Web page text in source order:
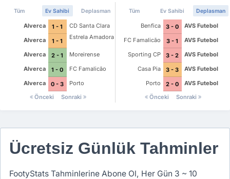
Tüm Ev Sahibi Deplasman
Alverca 1 - 1
CD Santa Clara
Alverca
1 - 1
Estrela Amadora
Alverca 2 - 1
Moreirense
Alverca
1 - 0
FC Famalicão
Alverca
0 - 3
Porto
Önceki
Sonraki
Tüm Ev Sahibi Deplasman
Benfica 3 - 0
AVS Futebol
FC Famalicão
3 - 1
AVS Futebol
Sporting CP
3 - 2
AVS Futebol
Casa Pia
3 - 3
AVS Futebol
Porto
2 - 0
AVS Futebol
Önceki
Sonraki
Ücretsiz Günlük Tahminler
FootyStats Tahminlerine Abone Ol, Her Gün 3 ~ 10